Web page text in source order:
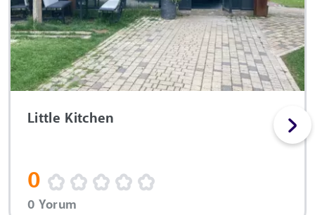
Little Kitchen
0
0 Yorum